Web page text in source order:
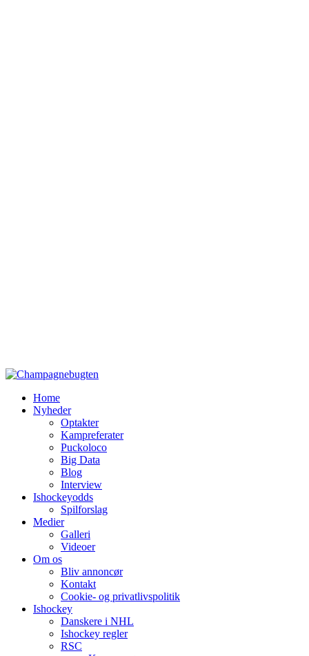
Home
Nyheder
Optakter
Kampreferater
Puckoloco
Big Data
Blog
Interview
Ishockeyodds
Spilforslag
Medier
Galleri
Videoer
Om os
Bliv annoncør
Kontakt
Cookie- og privatlivspolitik
Ishockey
Danskere i NHL
Ishockey regler
RSC